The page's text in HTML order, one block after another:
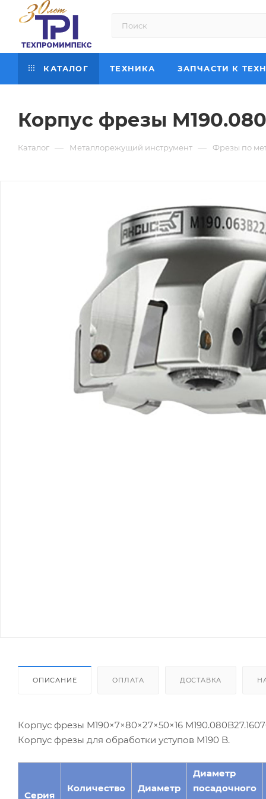
КАТАЛОГ ТЕХНИКА ЗАПЧАСТИ К
Корпус фрезы
Каталог — Металлорежущий инструмент — Фрезы по
ОПИСАНИЕ ОПЛАТА ДОСТАВКА
Корпус фрезы M190×7×80×27×50×16
Корпус фрезы для обработки уступов M190 B.
Серия
Количество
Диаметр
Диаметр
посадочного